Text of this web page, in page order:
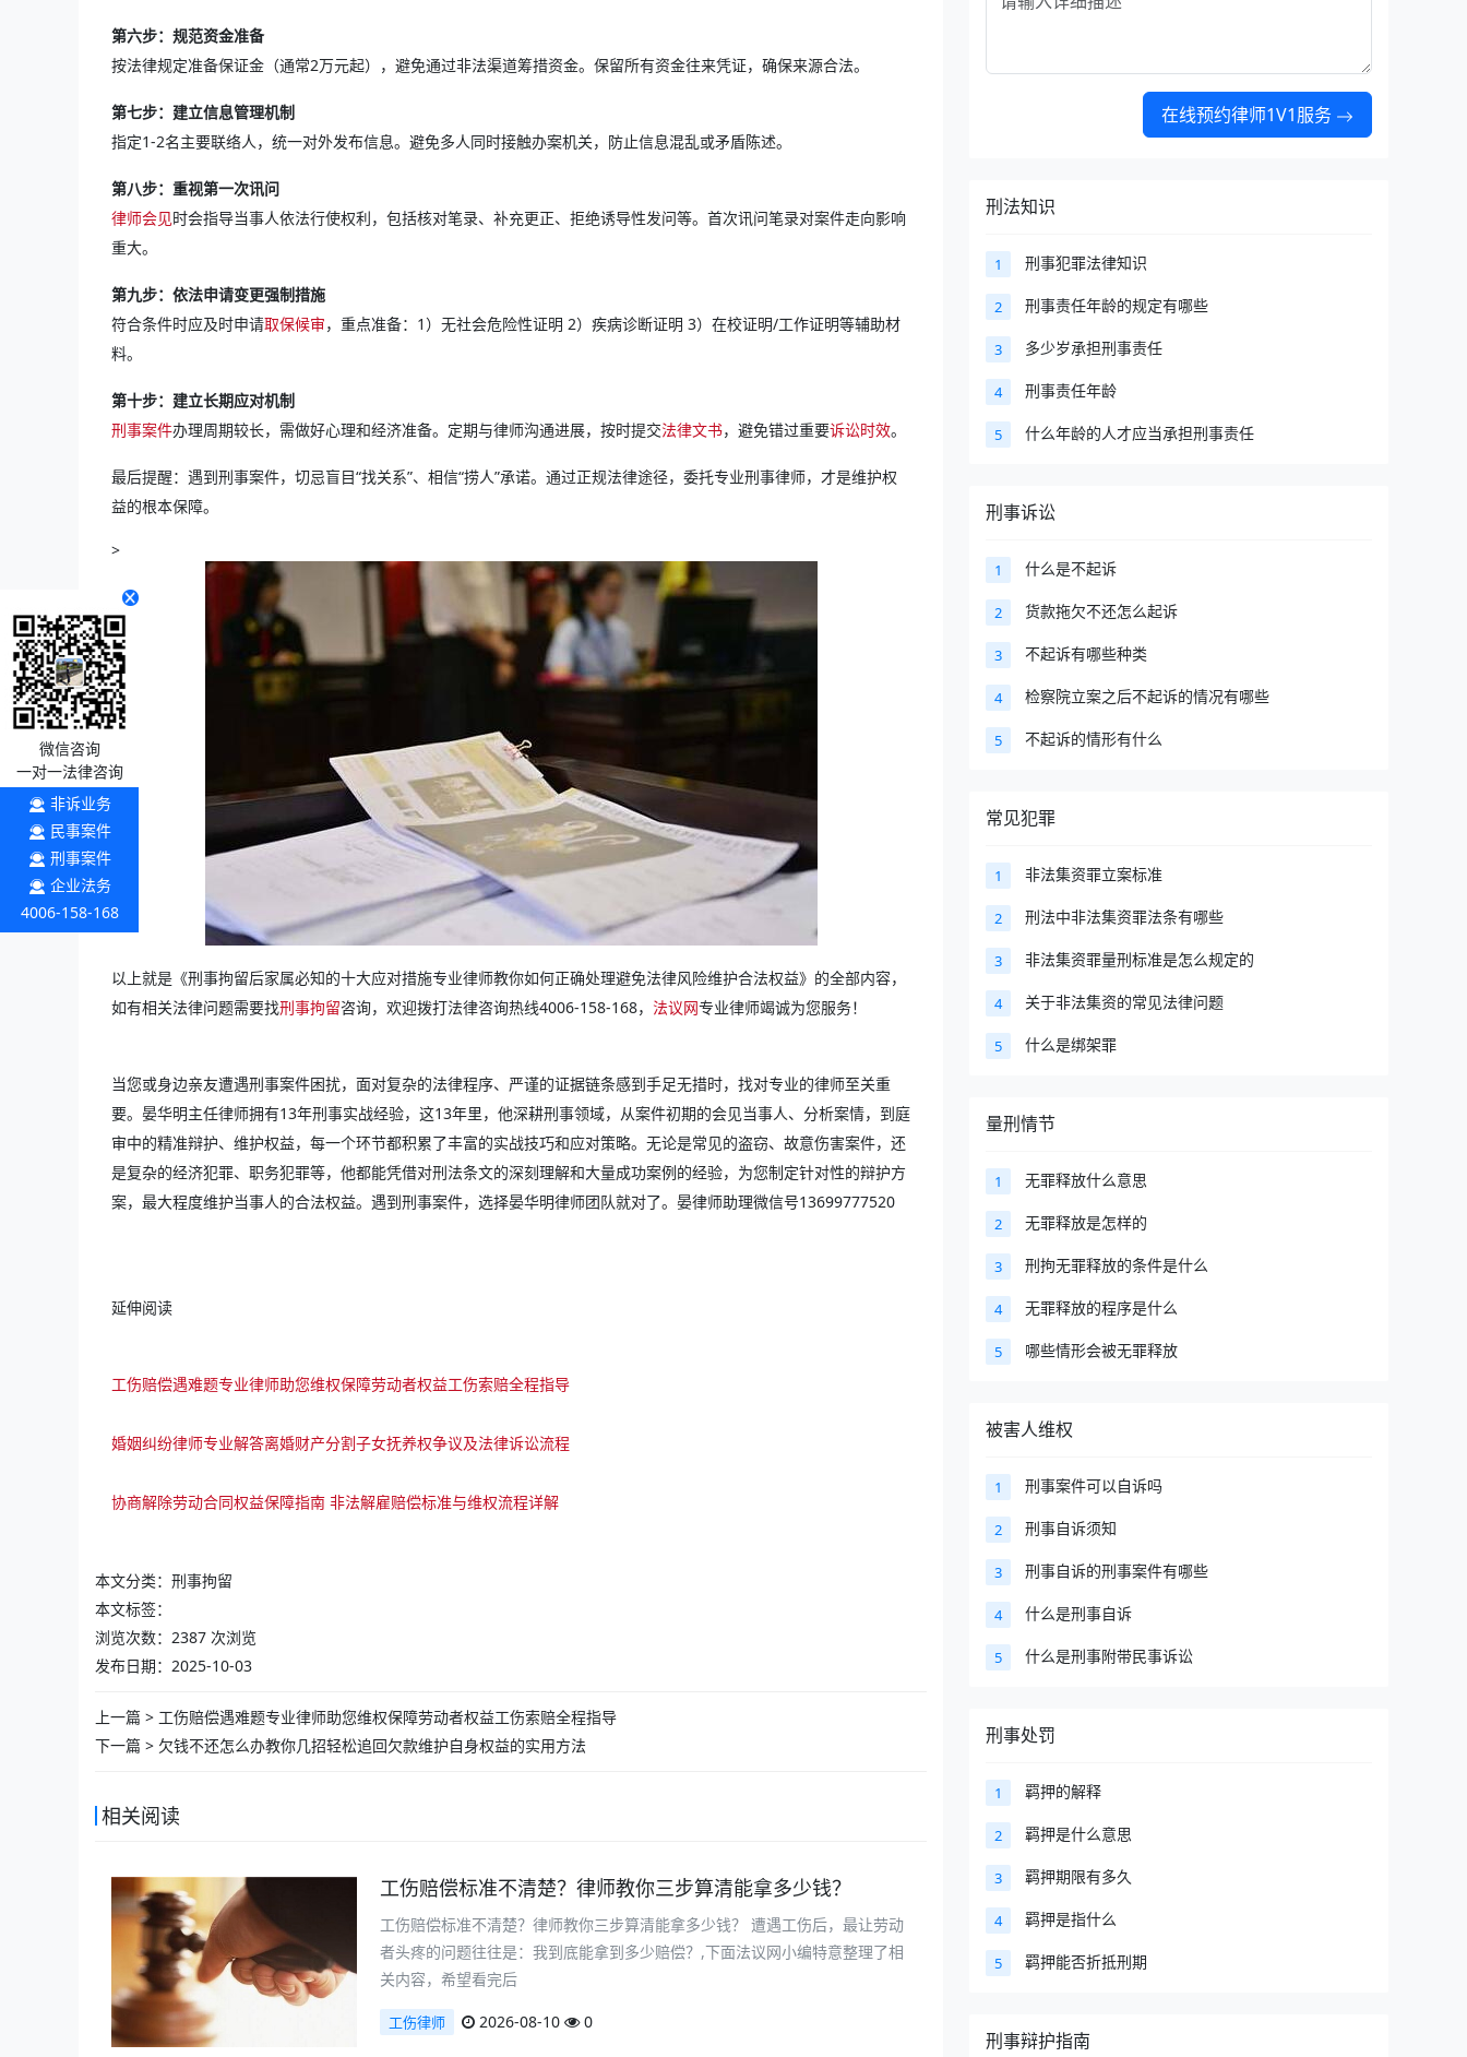
第六步：规范资金准备
按法律规定准备保证金（通常2万元起），避免通过非法渠道筹措资金。保留所有资金往来凭证，确保来源合法。
第七步：建立信息管理机制
指定1-2名主要联络人，统一对外发布信息。避免多人同时接触办案机关，防止信息混乱或矛盾陈述。
第八步：重视第一次讯问
律师会见时会指导当事人依法行使权利，包括核对笔录、补充更正、拒绝诱导性发问等。首次讯问笔录对案件走向影响
重大。
第九步：依法申请变更强制措施
符合条件时应及时申请取保候审，重点准备：1）无社会危险性证明 2）疾病诊断证明 3）在校证明/工作证明等辅助材
料。
第十步：建立长期应对机制
刑事案件办理周期较长，需做好心理和经济准备。定期与律师沟通进展，按时提交法律文书，避免错过重要诉讼时效。
最后提醒：遇到刑事案件，切忌盲目“找关系”、相信“捞人”承诺。通过正规法律途径，委托专业刑事律师，才是维护权
益的根本保障。
>
以上就是《刑事拘留后家属必知的十大应对措施专业律师教你如何正确处理避免法律风险维护合法权益》的全部内容，
如有相关法律问题需要找刑事拘留咨询，欢迎拨打法律咨询热线4006-158-168， 法议网专业律师竭诚为您服务！
当您或身边亲友遭遇刑事案件困扰，面对复杂的法律程序、严谨的证据链条感到手足无措时，找对专业的律师至关重
要。晏华明主任律师拥有13年刑事实战经验，这13年里，他深耕刑事领域，从案件初期的会见当事人、分析案情，到庭
审中的精准辩护、维护权益，每一个环节都积累了丰富的实战技巧和应对策略。无论是常见的盗窃、故意伤害案件，还
是复杂的经济犯罪、职务犯罪等，他都能凭借对刑法条文的深刻理解和大量成功案例的经验，为您制定针对性的辩护方
案，最大程度维护当事人的合法权益。遇到刑事案件，选择晏华明律师团队就对了。晏律师助理微信号13699777520
延伸阅读
工伤赔偿遇难题专业律师助您维权保障劳动者权益工伤索赔全程指导
婚姻纠纷律师专业解答离婚财产分割子女抚养权争议及法律诉讼流程
协商解除劳动合同权益保障指南 非法解雇赔偿标准与维权流程详解
本文分类： 刑事拘留
本文标签：
浏览次数： 2387 次浏览
发布日期：2025-10-03
上一篇 > 工伤赔偿遇难题专业律师助您维权保障劳动者权益工伤索赔全程指导
下一篇 > 欠钱不还怎么办教你几招轻松追回欠款维护自身权益的实用方法
相关阅读
工伤赔偿标准不清楚？律师教你三步算清能拿多少钱？
工伤赔偿标准不清楚？律师教你三步算清能拿多少钱？ 遭遇工伤后，最让劳动
者头疼的问题往往是：我到底能拿到多少赔偿？,下面法议网小编特意整理了相
关内容，希望看完后
工伤律师 2026-08-10 0
在线预约律师1V1服务
刑法知识
1 刑事犯罪法律知识
2 刑事责任年龄的规定有哪些
3 多少岁承担刑事责任
4 刑事责任年龄
5 什么年龄的人才应当承担刑事责任
刑事诉讼
1 什么是不起诉
2 货款拖欠不还怎么起诉
3 不起诉有哪些种类
4 检察院立案之后不起诉的情况有哪些
5 不起诉的情形有什么
常见犯罪
1 非法集资罪立案标准
2 刑法中非法集资罪法条有哪些
3 非法集资罪量刑标准是怎么规定的
4 关于非法集资的常见法律问题
5 什么是绑架罪
量刑情节
1 无罪释放什么意思
2 无罪释放是怎样的
3 刑拘无罪释放的条件是什么
4 无罪释放的程序是什么
5 哪些情形会被无罪释放
被害人维权
1 刑事案件可以自诉吗
2 刑事自诉须知
3 刑事自诉的刑事案件有哪些
4 什么是刑事自诉
5 什么是刑事附带民事诉讼
刑事处罚
1 羁押的解释
2 羁押是什么意思
3 羁押期限有多久
4 羁押是指什么
5 羁押能否折抵刑期
刑事辩护指南
微信咨询
一对一法律咨询
非诉业务
民事案件
刑事案件
企业法务
4006-158-168